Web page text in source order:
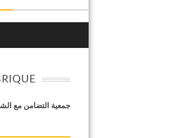
جمعية التضامن مع